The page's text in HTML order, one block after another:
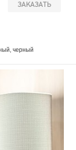
ЗАКАЗАТЬ
черный